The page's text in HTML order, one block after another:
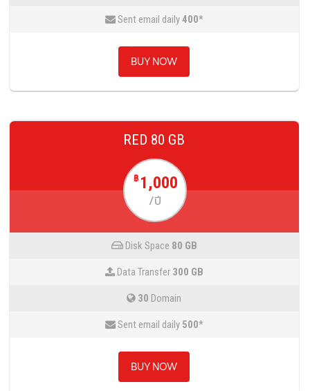
Sent email daily400*
BUY NOW
RED 80 GB
฿ 1,000
/ปี
Disk Space 80 GB
Data Transfer 300 GB
30 Domain
Sent email daily 500*
BUY NOW